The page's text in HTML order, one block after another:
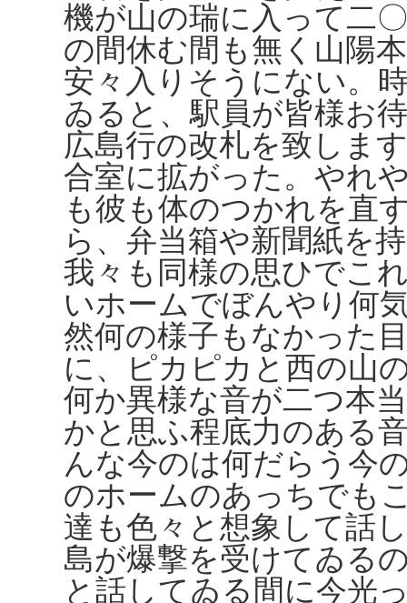
機が山の瑞に入って二
の間休む間も無く山陽
安々入りそうにない。
ゐると、駅員が皆様お
広島行の改札を致しま
合室に拡がった。やれ
も彼も体のつかれを直
ら、弁当箱や新聞紙を
我々も同様の思ひでこ
いホームでぼんやり何
然何の様子もなかった
に、ピカピカと西の山
何か異様な音が二つ本
かと思ふ程底力のある
んな今のは何だらう今
のホームのあっちでも
達も色々と想象して話
島が爆撃を受けてゐる
と話してゐる間に今光